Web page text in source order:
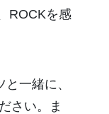
ROCKを感
一緒に、
さい。ま